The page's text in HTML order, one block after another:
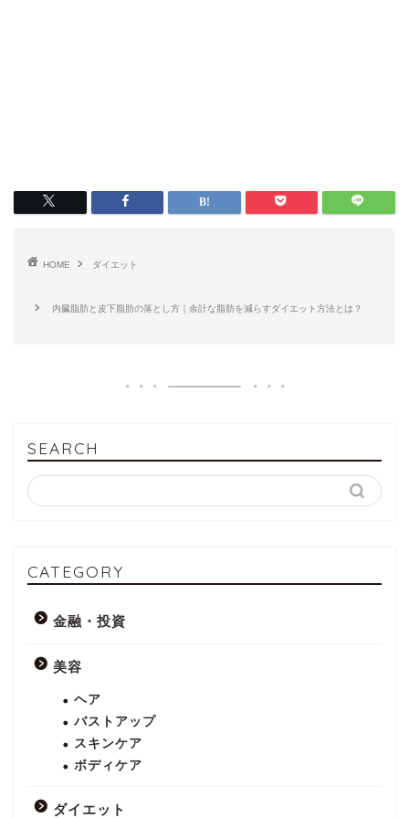
HOME ダイエット
内臓脂肪と皮下脂肪の落とし方｜余計な脂肪を減らすダイエット方法とは？
SEARCH
CATEGORY
金融・投資
美容
ヘア
バストアップ
スキンケア
ボディケア
ダイエット